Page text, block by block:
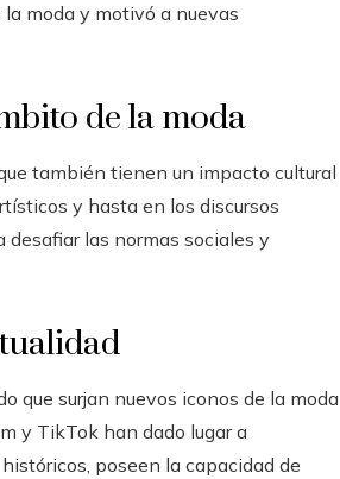
moda y motivó a nuevas
de la moda
también tienen un impacto cultural
y hasta en los discursos
desafiar las normas sociales y
que surjan nuevos iconos de la moda
y TikTok han dado lugar a
poseen la capacidad de